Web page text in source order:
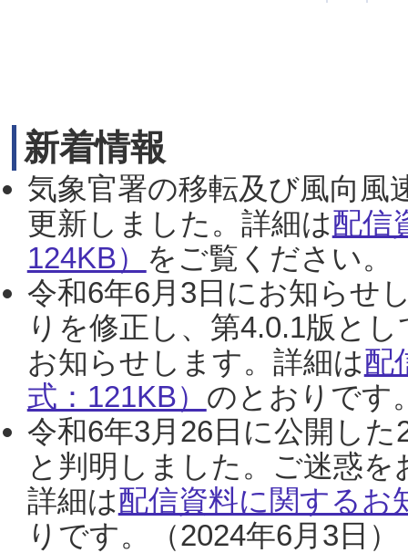
新着情報
気象官署の移転及び風向風
更新しました。詳細は配信
124KB） をご覧ください。
令和6年6月3日にお知らせ
りを修正し、第4.0.1版と
お知らせします。詳細は配
式：121KB） のとおりです
令和6年3月26日に公開し
と判明しました。ご迷惑
詳細は配信資料に関するお
りです。（2024年6月3日）